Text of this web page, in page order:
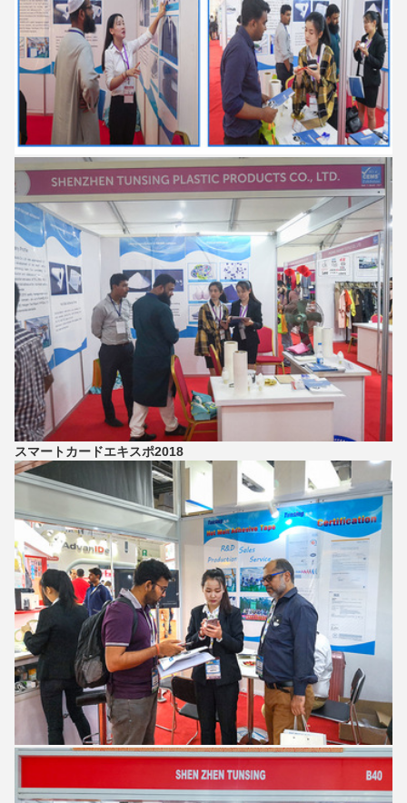
スマートカードエキスポ2018